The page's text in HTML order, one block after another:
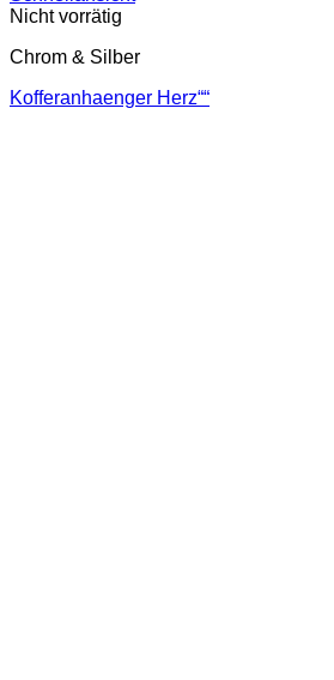
Nicht vorrätig
Chrom & Silber
Kofferanhaenger Herz““